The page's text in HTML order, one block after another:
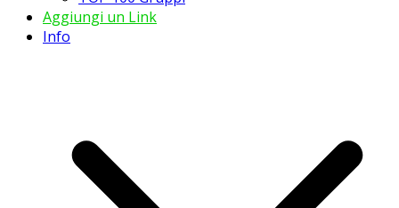
Aggiungi un Link
Info